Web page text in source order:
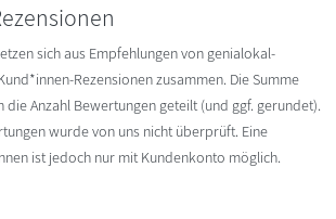
sich aus Empfehlungen von genialokal-
Rezensionen zusammen. Die Summe
Anzahl Bewertungen geteilt (und ggf. gerundet).
wurde von uns nicht überprüft. Eine
ist jedoch nur mit Kundenkonto möglich.